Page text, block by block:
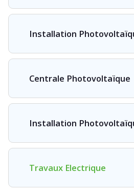
Installation
Centrale Photovoltaïque
Installation
Travaux Electrique